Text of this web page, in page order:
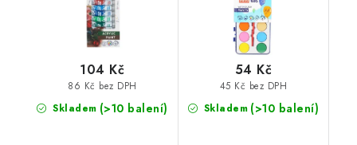
Skladem (>10 balení)
86 Kč bez DPH
104 Kč
Skladem (>10 balení)
45 Kč bez DPH
54 Kč